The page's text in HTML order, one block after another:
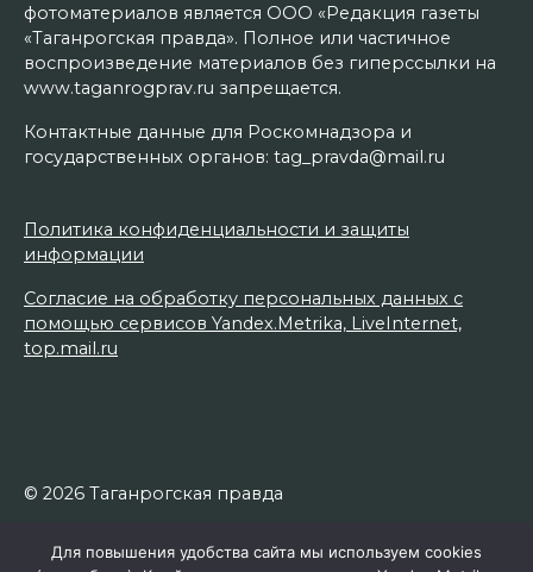
фотоматериалов является ООО «Редакция газеты
«Таганрогская правда». Полное или частичное
воспроизведение материалов без гиперссылки на
www.taganrogprav.ru запрещается.
Контактные данные для Роскомнадзора и
государственных органов: tag_pravda@mail.ru
Политика конфиденциальности и защиты
информации
Согласие на обработку персональных данных с
помощью сервисов Yandex.Metrika, LiveInternet,
top.mail.ru
© 2026 Таганрогская правда
Для повышения удобства сайта мы используем cookies